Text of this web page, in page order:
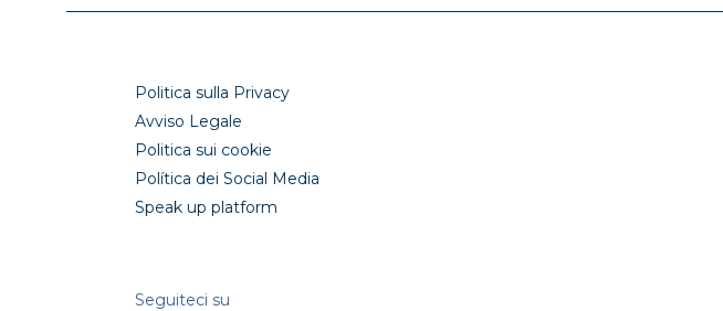
Politica sulla Privacy
Avviso Legale
Politica sui cookie
Política dei Social Media
Speak up platform
Seguiteci su